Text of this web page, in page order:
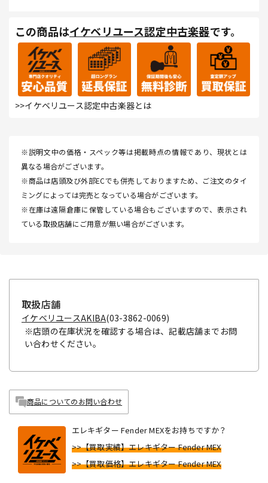
この商品はイケベリユース認定中古楽器です。
>>イケベリユース認定中古楽器とは
※説明文中の価格・スペック等は掲載時点の情報であり、現状とは
異なる場合がございます。
※商品は店頭及び外部ECでも併売しておりますため、ご注文のタイ
ミングによっては完売となっている場合がございます。
※在庫は遠隔倉庫に保管している場合もございますので、表示され
ている取扱店舗にご用意が無い場合がございます。
取扱店舗
イケベリユースAKIBA(03-3862-0069)
※店頭の在庫状況を確認する場合は、記載店舗までお問
い合わせください。
商品についてのお問い合わせ
エレキギター Fender MEXをお持ちですか？
>>【買取実績】エレキギター Fender MEX
>>【買取価格】エレキギター Fender MEX